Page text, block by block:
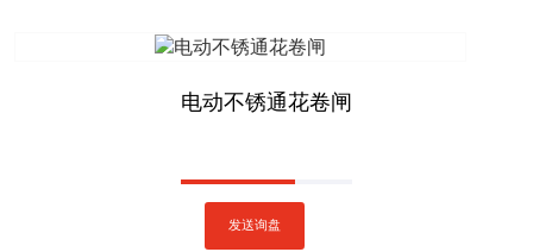
电动不锈通花卷闸
发送询盘